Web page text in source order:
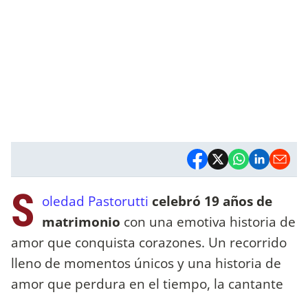
S oledad Pastorutti celebró 19 años de
matrimonio con una emotiva historia de
amor que conquista corazones. Un recorrido
lleno de momentos únicos y una historia de
amor que perdura en el tiempo, la cantante